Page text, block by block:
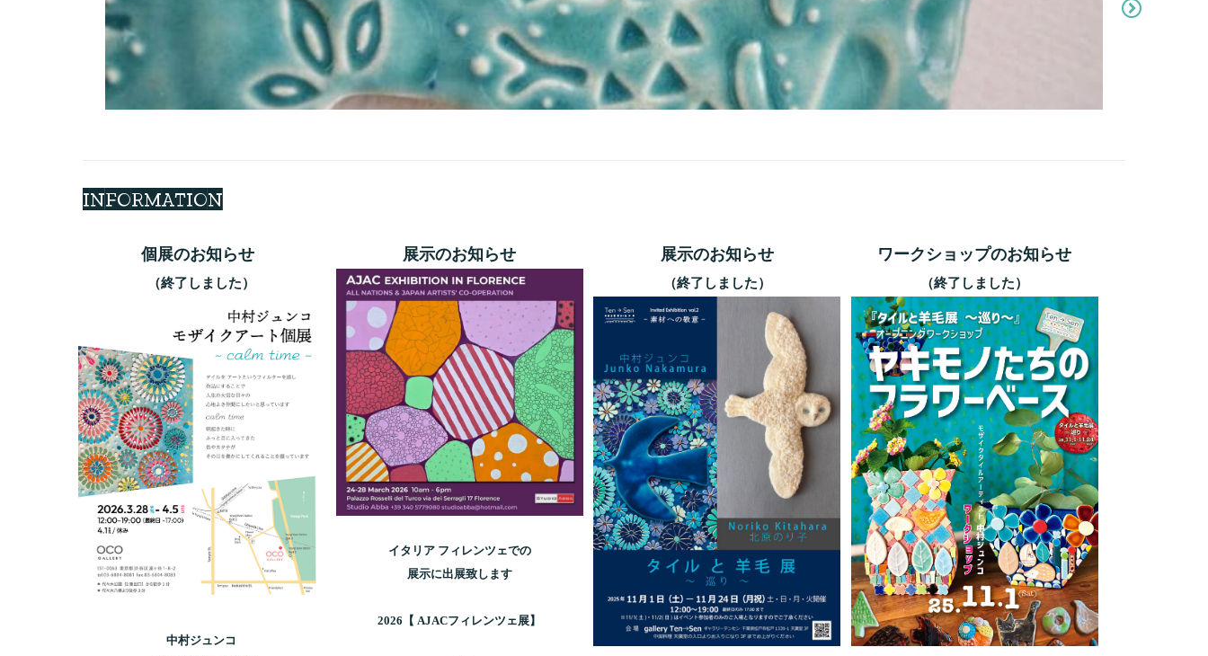
INFORMATION
個展のお知らせ
（終了しました）
中村ジュンコ
展示のお知らせ
イタリア フィレンツェでの
展示に出展致します
2026【 AJACフィレンツェ展】
展示のお知らせ
（終了しました）
ワークショップのお知らせ
（終了しました）